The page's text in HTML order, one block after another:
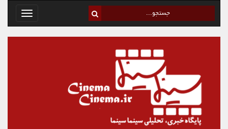
Toggle